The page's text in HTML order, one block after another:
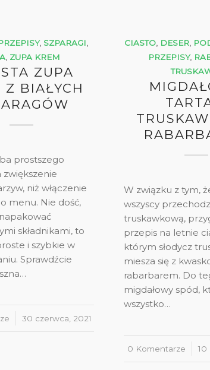
, SZPARAGI,
, ZUPA KREM
ZUPA
Z BIAŁYCH
prostszego
niż włączenie
menu. Nie dość,
składnikami, to
i szybkie w
Sprawdźcie
30 czerwca, 2021
CIASTO, DESER,
PRZEPISY,
W związku z tym,
wszyscy
truskawkową,
przepis na letnie
którym słodycz
miesza się z
rabarbarem. Do
migdałowy spód,
wszystko…
0 Komentarze
/ 10